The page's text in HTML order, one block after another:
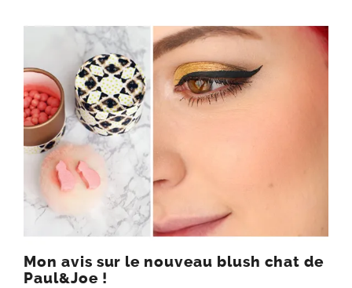
Mon avis sur le nouveau blush chat de
Paul&Joe !